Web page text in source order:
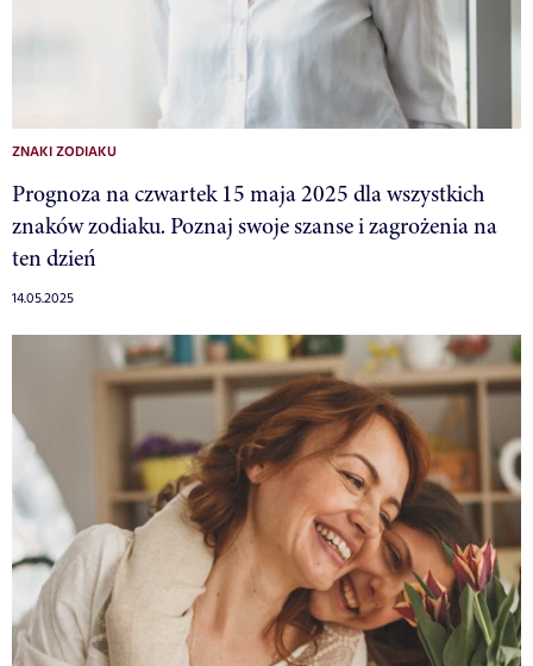
ZNAKI ZODIAKU
Prognoza na czwartek 15 maja 2025 dla wszystkich
znaków zodiaku. Poznaj swoje szanse i zagrożenia na
ten dzień
14.05.2025